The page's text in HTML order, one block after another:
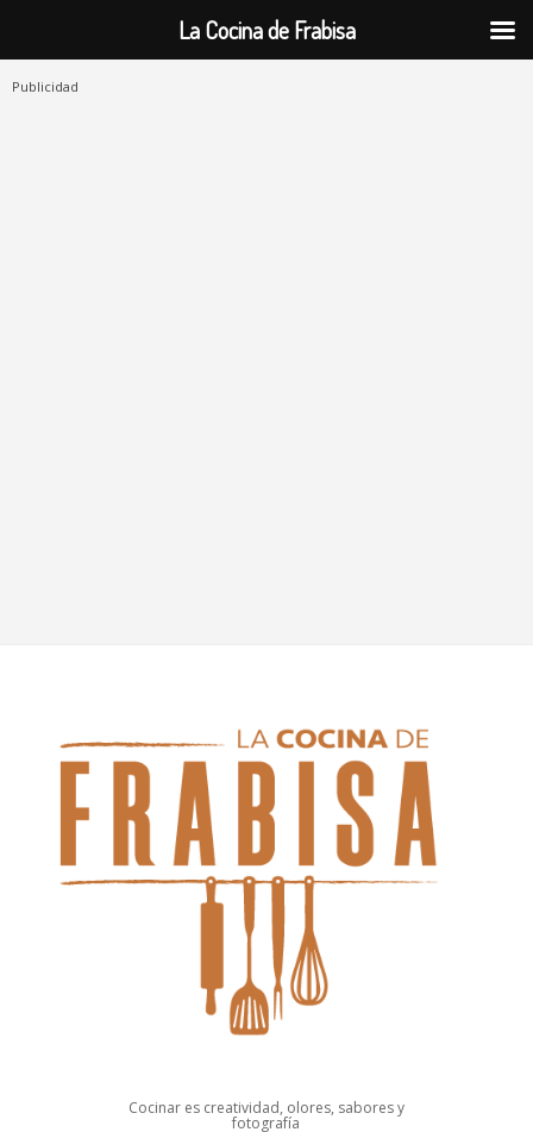
Publicidad
Cocinar es creatividad, olores, sabores y
fotografía
La Cocina de Frabisa